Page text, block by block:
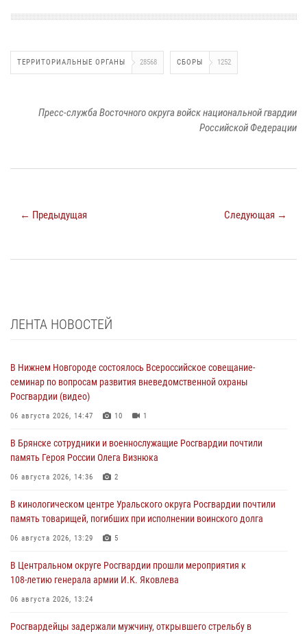
ТЕРРИТОРИАЛЬНЫЕ ОРГАНЫ 28568 СБОРЫ 1252
Пресс-служба Восточного округа войск национальной гвардии
Российской Федерации
← Предыдущая Следующая →
ЛЕНТА НОВОСТЕЙ
В Нижнем Новгороде состоялось Всероссийское совещание-
семинар по вопросам развития вневедомственной охраны
Росгвардии (видео)
06 августа 2026, 14:47 10 1
В Брянске сотрудники и военнослужащие Росгвардии почтили
память Героя России Олега Визнюка
06 августа 2026, 14:36 2
В кинологическом центре Уральского округа Росгвардии почтили
память товарищей, погибших при исполнении воинского долга
06 августа 2026, 13:29 5
В Центральном округе Росгвардии прошли мероприятия к
108‑летию генерала армии И.К. Яковлева
06 августа 2026, 13:24
Росгвардейцы задержали мужчину, открывшего стрельбу в